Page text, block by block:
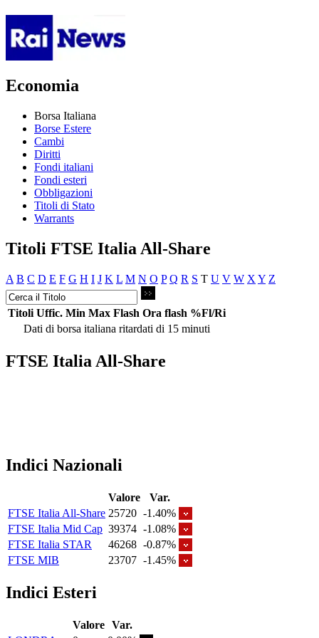
Economia
Borsa Italiana
Borse Estere
Cambi
Diritti
Fondi italiani
Fondi esteri
Obbligazioni
Titoli di Stato
Warrants
Titoli FTSE Italia All-Share
A B C D E F G H I J K L M N O P Q R S T U V W X Y Z
Titoli Uffic. Min Max Flash Ora flash %Fl/Ri
Dati di borsa italiana ritardati di 15 minuti
FTSE Italia All-Share
Indici Nazionali
Valore
Var.
FTSE Italia All-Share 25720 -1.40%
FTSE Italia Mid Cap 39374 -1.08%
FTSE Italia STAR
46268 -0.87%
FTSE MIB
23707 -1.45%
Indici Esteri
Valore Var.